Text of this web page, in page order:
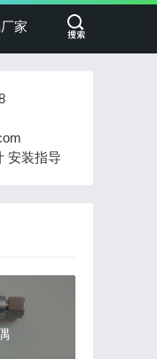
家
安装指导